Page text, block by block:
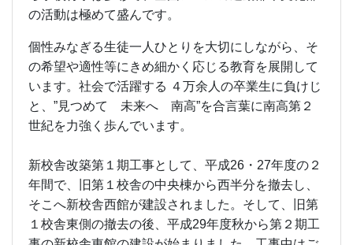
そこへ新校舎西館が建設されました。そして、旧第
事の新校舎東館の建設が始まりました。工事中はご
不便をおかけしましたが、平成31年３月中に内装工
事と引っ越しも終わり新校舎全てが完成しました。
平成31年４月より全生徒が、この新校舎で勉学に励
んでおります。
新校舎 中央棟と東館を撮影